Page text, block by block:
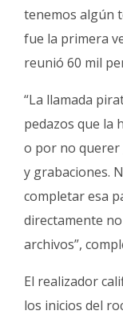
tenemos algún
fue la primera
reunió 60 mil
“La llamada
pedazos que la
o por no querer
y grabaciones.
completar esa
directamente
archivos”,
El realizador
los inicios del